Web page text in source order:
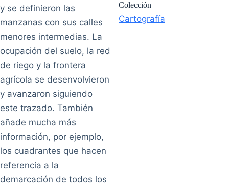
y se definieron las
manzanas con sus calles
menores intermedias. La
ocupación del suelo, la red
de riego y la frontera
agrícola se desenvolvieron
y avanzaron siguiendo
este trazado. También
añade mucha más
información, por ejemplo,
los cuadrantes que hacen
referencia a la
demarcación de todos los
Colección
Cartografía